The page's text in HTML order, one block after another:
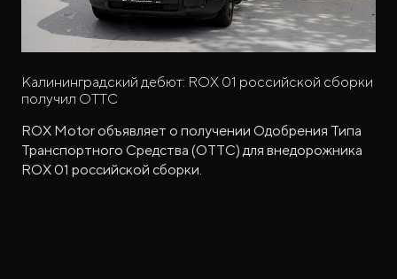
Калининградский дебют: ROX 01 российской сборки
получил ОТТС
ROX Motor объявляет о получении Одобрения Типа
Транспортного Средства (ОТТС) для внедорожника
ROX 01 российской сборки.